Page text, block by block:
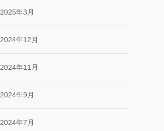
2025年3月
2024年12月
2024年11月
2024年9月
2024年7月